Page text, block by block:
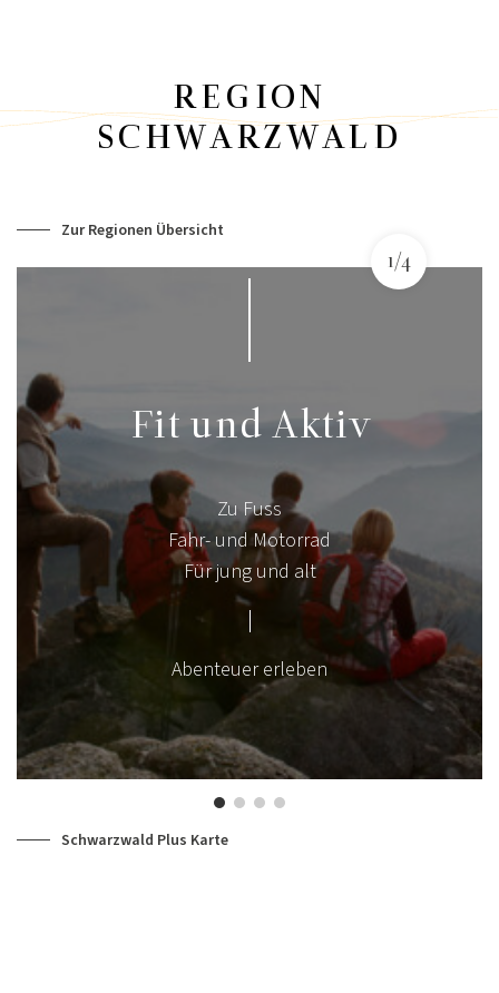
REGION
SCHWARZWALD
Zur Regionen Übersicht
Fit und Aktiv
Zu Fuss
Fahr- und Motorrad
Für jung und alt
Abenteuer erleben
1/4
Schwarzwald Plus Karte